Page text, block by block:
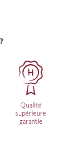
Qualité
supérieure
garantie